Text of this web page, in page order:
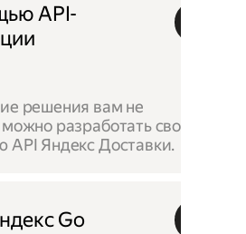
API-
решения вам не
разработать своё —
API Яндекс Доставки.
Go